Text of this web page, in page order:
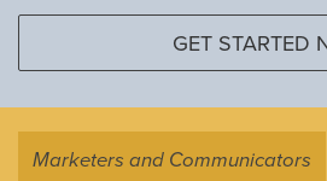
GET STARTED
Marketers and Communicators